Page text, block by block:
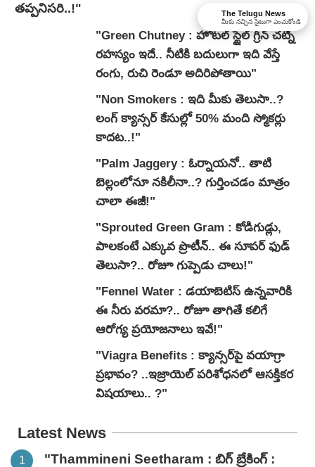
తప్పనిసరి..!"
"Green Chutney : హోటల్ స్టైల్ గ్రీన్ చట్నీ
రహస్యం ఇదే.. నీటికి బదులుగా ఇది వేస్తే
రంగు, రుచి రెండూ అదిరిపోతాయి"
"Non Smokers : ఇది మీకు తెలుసా..?
లంగ్ క్యాన్సర్ కేసుల్లో 50% మంది స్మోకర్లు
కాదట..!"
"Palm Jaggery : ఓర్నాయనో.. తాటి
బెల్లంలోనూ నకిలీనా..? గుర్తించడం మాత్రం
చాలా ఈజీ!"
"Sprouted Green Gram : కోడిగుడ్లు,
పాలకంటే ఎక్కువ ప్రొటీన్.. ఈ సూపర్ ఫుడ్
తెలుసా?.. రోజూ గుప్పెడు చాలు!"
"Fennel Water : డయాబెటిస్ ఉన్నవారికి
ఈ నీరు వరమా?.. రోజూ తాగితే కలిగే
ఆరోగ్య ప్రయోజనాలు ఇవే!"
"Viagra Benefits : క్యాన్సర్‌పై వయాగ్రా
ప్రభావం? ..ఇజ్రాయెల్ పరిశోధనలో ఆసక్తికర
విషయాలు.. ?"
Latest News
"Thammineni Seetharam : బిగ్ బ్రేకింగ్ :
The Telugu News
మీకు నచ్చిన సైటుగా ఎంచుకోండి